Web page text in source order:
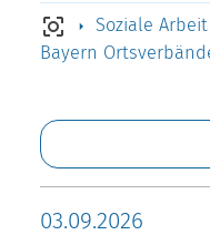
Soziale
Bayern
03.09.2026